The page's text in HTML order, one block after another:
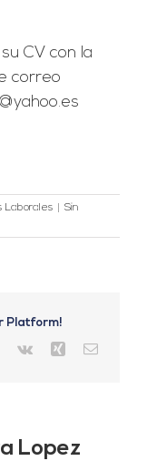
CV con la
correo
Laborales
Sin
Platform!
Pinterest
Vk Xing Correo
Lopez